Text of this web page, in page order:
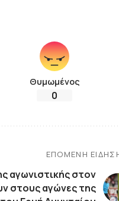
Θυμωμένος
0
ΕΠΌΜΕΝΗ
αγωνιστικής στον
στους αγώνες της